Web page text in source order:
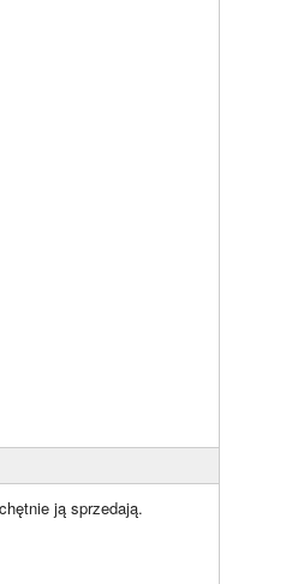
ją sprzedają.